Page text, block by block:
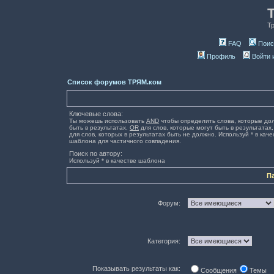
FAQ
Профиль
Войти
Список форумов ТРЯМ.ком
Ключевые слова:
Ты можешь использовать AND чтобы определить слова, которые
быть в результатах, OR для слов, которые могут быть в
для слов, которых в результатах быть не должно. Используй * в
шаблона для частичного совпадения.
Поиск по автору:
Используй * в качестве шаблона
Форум:
Категория:
Показывать результаты как: Сообщения Темы